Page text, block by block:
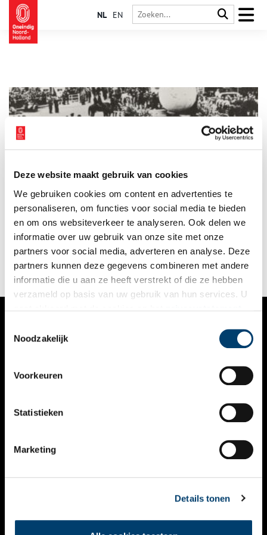
Deze website maakt gebruik van cookies
We gebruiken cookies om content en advertenties te
personaliseren, om functies voor social media te bieden
en om ons websiteverkeer te analyseren. Ook delen we
informatie over uw gebruik van onze site met onze
partners voor social media, adverteren en analyse. Deze
partners kunnen deze gegevens combineren met andere
informatie die u aan ze heeft verstrekt of die ze hebben
verzameld op basis van uw gebruik van hun services. U
Noodzakelijk
Voorkeuren
Statistieken
Marketing
Details tonen
NL EN
Je zult het nu niet snel horen zingen, maar in de zomer van
1938 klonk luid en duidelijk uit duizenden kelen: ‘Wij willen
Schiphol houden!’ Marcherend, fietsend, varend, of met de auto
waren duizenden demonstranten naar het vliegveld gereisd.
Van Texel was men zelfs komen vliegen.
VERHALEN
KALENDER
THEMA’S
VIDEO’S
CONTACT